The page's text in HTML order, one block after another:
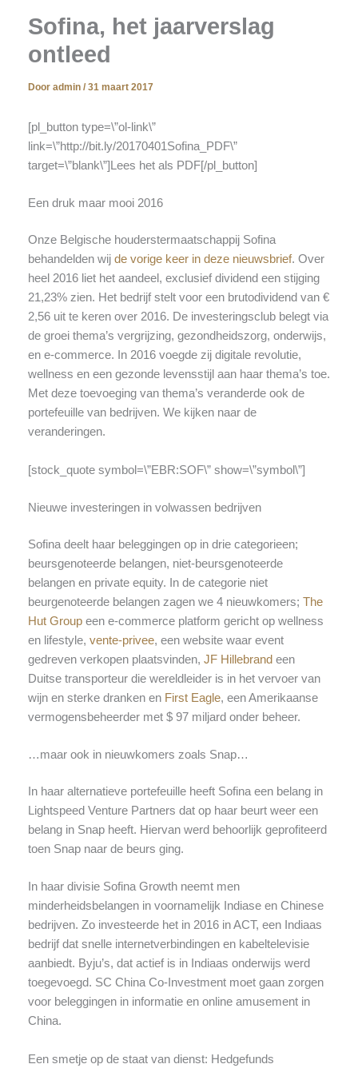
Sofina, het jaarverslag
ontleed
Door admin / 31 maart 2017
[pl_button type=\”ol-link\”
link=\”http://bit.ly/20170401Sofina_PDF\”
target=\”blank\”]Lees het als PDF[/pl_button]
Een druk maar mooi 2016
Onze Belgische houderstermaatschappij Sofina
behandelden wij de vorige keer in deze nieuwsbrief. Over
heel 2016 liet het aandeel, exclusief dividend een stijging
21,23% zien. Het bedrijf stelt voor een brutodividend van €
2,56 uit te keren over 2016. De investeringsclub belegt via
de groei thema’s vergrijzing, gezondheidszorg, onderwijs,
en e-commerce. In 2016 voegde zij digitale revolutie,
wellness en een gezonde levensstijl aan haar thema’s toe.
Met deze toevoeging van thema’s veranderde ook de
portefeuille van bedrijven. We kijken naar de
veranderingen.
[stock_quote symbol=\”EBR:SOF\” show=\”symbol\”]
Nieuwe investeringen in volwassen bedrijven
Sofina deelt haar beleggingen op in drie categorieen;
beursgenoteerde belangen, niet-beursgenoteerde
belangen en private equity. In de categorie niet
beurgenoteerde belangen zagen we 4 nieuwkomers; The
Hut Groupeen e-commerce platform gericht op wellness
en lifestyle, vente-privee, een website waar event
gedreven verkopen plaatsvinden, JF Hillebrand een
Duitse transporteur die wereldleider is in het vervoer van
wijn en sterke dranken en First Eagle, een Amerikaanse
vermogensbeheerder met $ 97 miljard onder beheer.
…maar ook in nieuwkomers zoals Snap…
In haar alternatieve portefeuille heeft Sofina een belang in
Lightspeed Venture Partners dat op haar beurt weer een
belang in Snap heeft. Hiervan werd behoorlijk geprofiteerd
toen Snap naar de beurs ging.
In haar divisie Sofina Growth neemt men
minderheidsbelangen in voornamelijk Indiase en Chinese
bedrijven. Zo investeerde het in 2016 in ACT, een Indiaas
bedrijf dat snelle internetverbindingen en kabeltelevisie
aanbiedt. Byju’s, dat actief is in Indiaas onderwijs werd
toegevoegd. SC China Co-Investment moet gaan zorgen
voor beleggingen in informatie en online amusement in
China.
Een smetje op de staat van dienst: Hedgefunds